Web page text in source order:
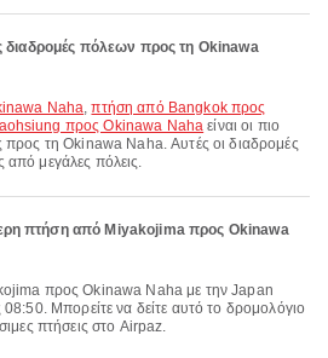
διαδρομές πόλεων προς τη Okinawa
Naha,πτήση από Bangkok προς
προς Okinawa Naha είναι οι πιο
προς τη Okinawa Naha. Αυτές οι διαδρομές
από μεγάλες πόλεις.
πτήση από Miyakojima προς Okinawa
Μπορείτε να δείτε αυτό το δρομολόγιο
πτήσεις στο Airpaz.